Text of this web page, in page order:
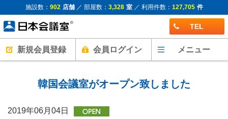
施設数： 902 店舗／ 部屋数： 3,328 室／ 利用件数： 127,705 件
TEL
新規会員登録 会員ログイン メニュー
韓国会議室がオープン致しました
2019年06月04日